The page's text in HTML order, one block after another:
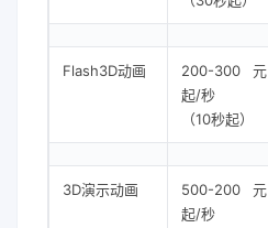
Flash3D动画
200-300元
起/秒
（10秒起）
3D演示动画
500-200元
起/秒